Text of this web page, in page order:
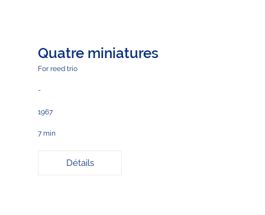
Quatre miniatures
For reed trio
-
1967
7 min
Détails